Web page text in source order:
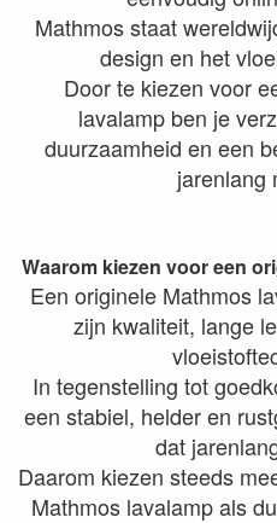
Mathmos staat
design en het
Door te kiezen voor
lavalamp ben je
duurzaamheid en een
jarenlang
Waarom kiezen voor een
Een originele Mathmos
zijn kwaliteit, lange
In tegenstelling tot
een stabiel, helder en
dat
Daarom kiezen steeds
Mathmos lavalamp als